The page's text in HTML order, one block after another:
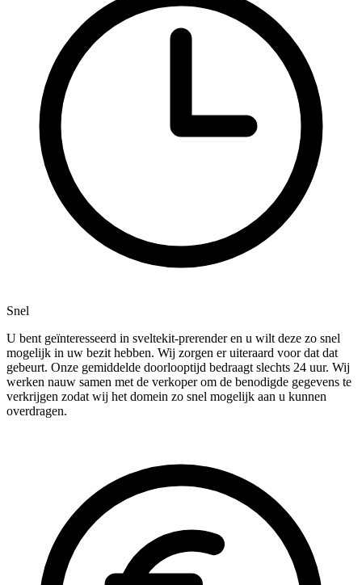
Snel
U bent geïnteresseerd in sveltekit-prerender en u wilt deze zo snel
mogelijk in uw bezit hebben. Wij zorgen er uiteraard voor dat dat
gebeurt. Onze gemiddelde doorlooptijd bedraagt slechts 24 uur. Wij
werken nauw samen met de verkoper om de benodigde gegevens te
verkrijgen zodat wij het domein zo snel mogelijk aan u kunnen
overdragen.